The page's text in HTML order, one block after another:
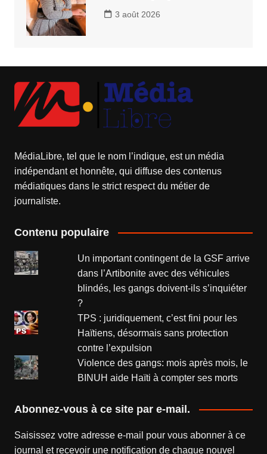
3 août 2026
MédiaLibre, tel que le nom l’indique, est un média
indépendant et honnête, qui diffuse des contenus
médiatiques dans le strict respect du métier de
journaliste.
Contenu populaire
Un important contingent de la GSF arrive
dans l’Artibonite avec des véhicules
blindés, les gangs doivent-ils s’inquiéter
?
TPS : juridiquement, c’est fini pour les
Haïtiens, désormais sans protection
contre l’expulsion
Violence des gangs: mois après mois, le
BINUH aide Haïti à compter ses morts
Abonnez-vous à ce site par e-mail.
Saisissez votre adresse e-mail pour vous abonner à ce
journal et recevoir une notification de chaque nouvel